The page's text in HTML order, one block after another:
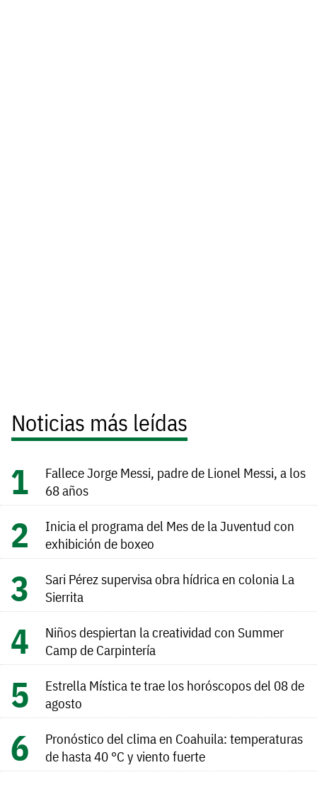
Noticias más leídas
Fallece Jorge Messi, padre de Lionel Messi, a los
68 años
Inicia el programa del Mes de la Juventud con
exhibición de boxeo
Sari Pérez supervisa obra hídrica en colonia La
Sierrita
Niños despiertan la creatividad con Summer
Camp de Carpintería
Estrella Mística te trae los horóscopos del 08 de
agosto
Pronóstico del clima en Coahuila: temperaturas
de hasta 40 °C y viento fuerte